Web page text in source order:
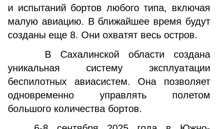
и испытаний бортов любого типа, включая
малую авиацию. В ближайшее время будут
созданы еще 8. Они охватят весь остров.
В Сахалинской области создана
уникальная систему эксплуатации
беспилотных авиасистем. Она позволяет
одновременно управлять полетом
большого количества бортов.